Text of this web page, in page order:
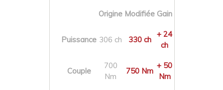
Origine Modifiée Gain
Puissance 306 ch 330 ch
+ 24
ch
Couple
700
Nm
750 Nm
+ 50
Nm